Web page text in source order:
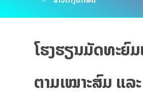
ໂຮງຮຽນມັດທະຍົ
ຕາມເໝາະສົມ ແລ